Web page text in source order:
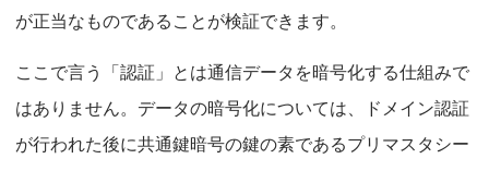
が正当なものであることが検証できます。
ここで言う「認証」とは通信データを暗号化する仕組みで
はありません。データの暗号化については、ドメイン認証
が行われた後に共通鍵暗号の鍵の素であるプリマスタシー